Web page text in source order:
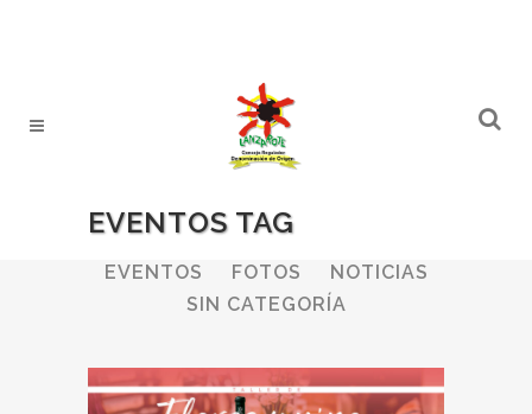
EVENTOS TAG
ALL BODEGAS
EVENTOS
FOTOS
NOTICIAS
SIN CATEGORÍA